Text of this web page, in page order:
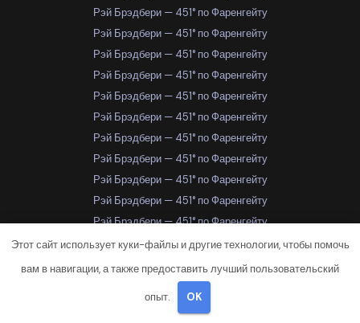
Рэй Брэдбери — 451° по Фаренгейту
Рэй Брэдбери — 451° по Фаренгейту
Рэй Брэдбери — 451° по Фаренгейту
Рэй Брэдбери — 451° по Фаренгейту
Рэй Брэдбери — 451° по Фаренгейту
Рэй Брэдбери — 451° по Фаренгейту
Рэй Брэдбери — 451° по Фаренгейту
Рэй Брэдбери — 451° по Фаренгейту
Рэй Брэдбери — 451° по Фаренгейту
Рэй Брэдбери — 451° по Фаренгейту
Рэй Брэдбери — 451° по Фаренгейту
Рэй Брэдбери — 451° по Фаренгейту
Рэй Брэдбери — 451° по Фаренгейту
Рэй Брэдбери — 451° по Фаренгейту
Рэй Брэдбери — 451° по Фаренгейту
Этот сайт использует куки-файлы и другие технологии, чтобы помочь
вам в навигации, а также предоставить лучший пользовательский
опыт. OK